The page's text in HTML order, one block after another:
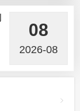
08
2026-08